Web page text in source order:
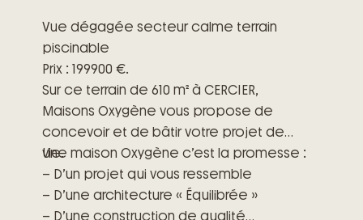
Vue dégagée secteur calme terrain
piscinable
Prix : 199900 €.
Sur ce terrain de 610 m² à CERCIER,
Maisons Oxygène vous propose de
concevoir et de bâtir votre projet de
vie.
Une maison Oxygène c’est la promesse :
– D’un projet qui vous ressemble
– D’une architecture « Équilibrée »
– D’une construction de qualité